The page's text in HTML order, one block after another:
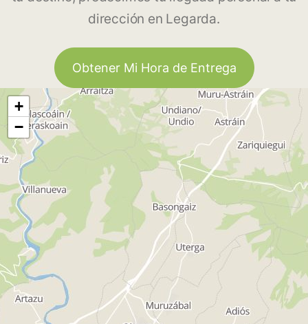
dirección en Legarda.
Obtener Mi Hora de Entrega
+
−